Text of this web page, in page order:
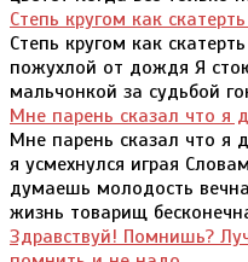
Степь кругом как
Степь кругом как
пожухлой от дождя Я
мальчонкой за судьбой
Мне парень сказал что я
Мне парень сказал что я
я усмехнулся играя
думаешь молодость
жизнь товарищ
Здравствуй! Помнишь?